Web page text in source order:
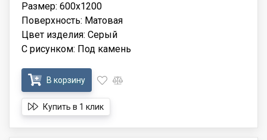
Размер: 600x1200
Поверхность: Матовая
Цвет изделия: Серый
С рисунком: Под камень
В корзину
Купить в 1 клик